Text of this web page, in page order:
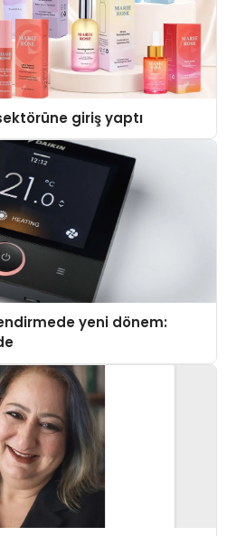
giriş yaptı
yeni dönem: